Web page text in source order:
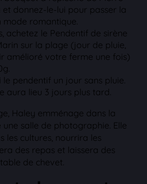
donnez-le-lui pour passer la
mode romantique.
achetez le Pendentif de sirène
sur la plage (jour de pluie,
amélioré votre ferme une fois)
le pendentif un jour sans pluie.
aura lieu 3 jours plus tard.
Haley emménage dans la
salle de photographie. Elle
les cultures, nourrira les
des repas et laissera des
de chevet.